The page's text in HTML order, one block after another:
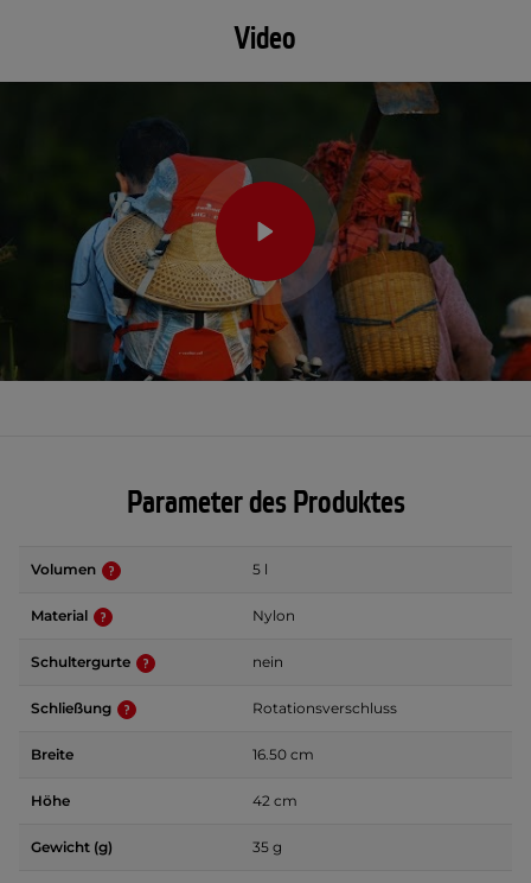
Video
Parameter des Produktes
Volumen 5 l
Material Nylon
Schultergurte nein
Schließung Rotationsverschluss
Breite 16.50 cm
Höhe 42 cm
Gewicht (g) 35 g